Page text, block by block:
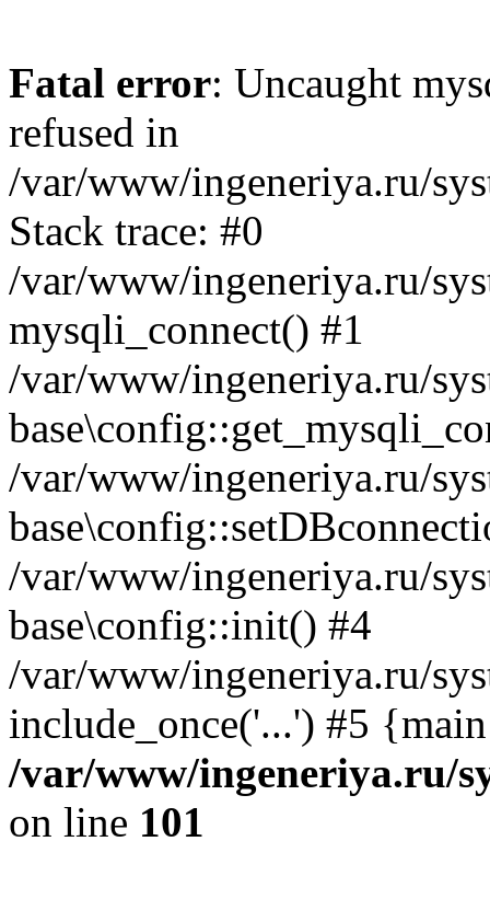
Fatal error: Uncaught
refused in
/var/www/ingeneriya.ru/
Stack trace: #0
/var/www/ingeneriya.ru/
mysqli_connect() #1
/var/www/ingeneriya.ru/
/var/www/ingeneriya.ru/
/var/www/ingeneriya.ru/
base\config::init() #4
/var/www/ingeneriya.ru/
include_once('...') #5
/var/www/ingeneriya.ru/
on line 101